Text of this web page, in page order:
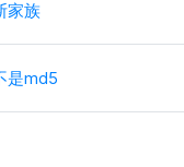
家族
是md5